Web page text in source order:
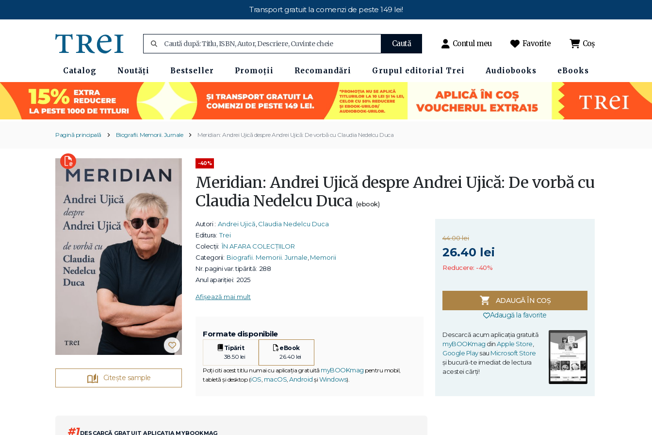
Transport gratuit la comenzi de peste 149 lei!
Caută Contul meu Favorite Coș
Catalog Noutăți Bestseller Promoții Recomandări Grupul editorial Trei Audiobooks eBooks
Pagină principală Biografii. Memorii. Jurnale Meridian: Andrei Ujică despre Andrei Ujică: De vorbă cu Claudia Nedelcu Duca
Citește sample
-40%
Meridian: Andrei Ujică despre Andrei Ujică: De vorbă cu
Claudia Nedelcu Duca (ebook)
Autori : Andrei Ujică Claudia Nedelcu Duca
Editura: Trei
Colecții: ÎN AFARA COLECȚIILOR
Categorii: Biografii. Memorii. Jurnale Memorii
Nr. pagini var. tipărită: 288
Anul apariției: 2025
Afișează mai mult
Formate disponibile
Tipărit
38.50 lei
eBook
26.40 lei
Poți citi acest titlu numai cu aplicația gratuită myBOOKmag pentru mobil,
tabletă și desktop (iOS macOS Android și Windows).
44.00 lei
26.40 lei
Reducere: -40%
ADAUGĂ ÎN COȘ
Adaugă la favorite
Descarcă acum aplicația gratuită
myBOOKmag dinApple Store
Google Playsau Microsoft Store
și bucură-te imediat de lectura
acestei cărți!
#1DESCARCĂ GRATUIT APLICAȚIA MYBOOKMAG